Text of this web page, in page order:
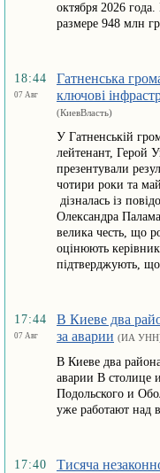
октября 2026
размере 948 млн
18:44
07 Авг
Гатненська
ключові
(КиевВласть)
У Гатненській
лейтенант, Герой
презентували
чотири роки та
дізналась із
Олександра
велика честь, що
оцінюють
підтверджують,
17:44
07 Авг
В Киеве два
за аварии (ИА
В Киеве два
аварии В столице
Подольского и
уже работают над
17:40
Тисяча